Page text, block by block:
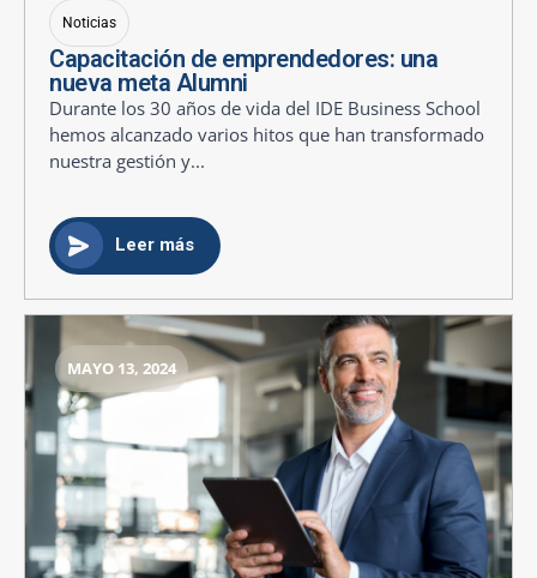
Noticias
Capacitación de emprendedores: una
nueva meta Alumni
Durante los 30 años de vida del IDE Business School
hemos alcanzado varios hitos que han transformado
nuestra gestión y...
Leer más
MAYO 13, 2024